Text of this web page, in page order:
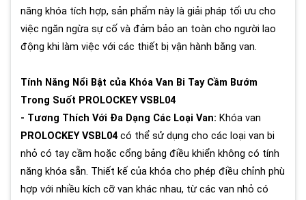
năng khóa tích hợp, sản phẩm này là giải pháp tối ưu cho
việc ngăn ngừa sự cố và đảm bảo an toàn cho người lao
động khi làm việc với các thiết bị vận hành bằng van.
Tính Năng Nổi Bật của Khóa Van Bi Tay Cầm Bướm
Trong Suốt PROLOCKEY VSBL04
- Tương Thích Với Đa Dạng Các Loại Van: Khóa van
PROLOCKEY VSBL04 có thể sử dụng cho các loại van bi
nhỏ có tay cầm hoặc cổng bảng điều khiển không có tính
năng khóa sẵn. Thiết kế của khóa cho phép điều chỉnh phù
hợp với nhiều kích cỡ van khác nhau, từ các van nhỏ có